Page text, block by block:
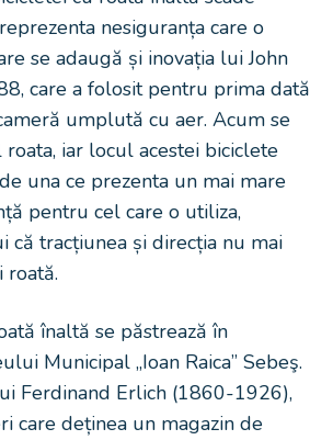
nesiguranța care o
se adaugă și inovația lui John
care a folosit pentru prima dată
umplută cu aer. Acum se
iar locul acestei biciclete
una ce prezenta un mai mare
pentru cel care o utiliza,
că tracțiunea și direcția nu mai
roată.
înaltă se păstrează în
Municipal „Ioan Raica” Sebeş.
Ferdinand Erlich (1860-1926),
care deținea un magazin de